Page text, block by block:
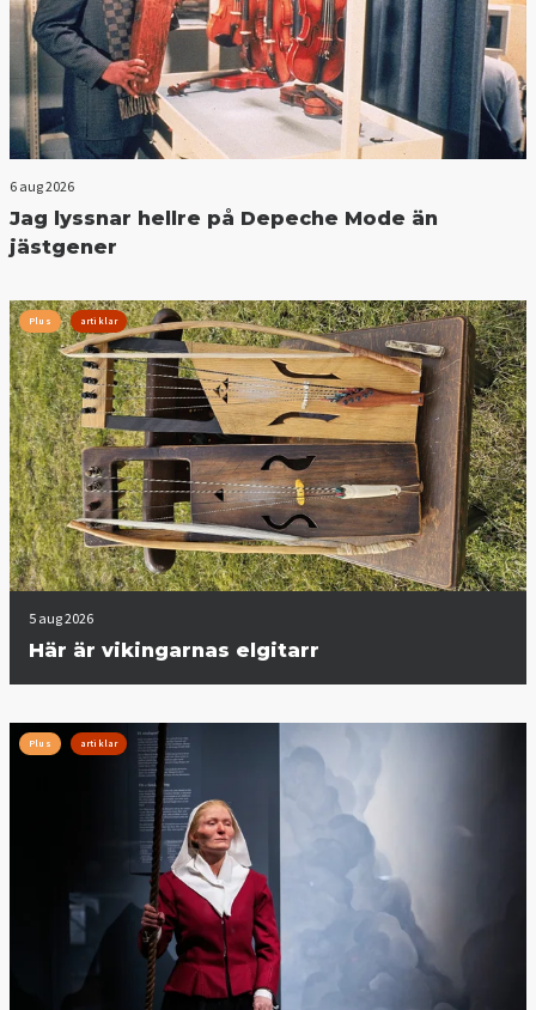
6 aug 2026
Jag lyssnar hellre på Depeche Mode än
jästgener
Plus artiklar
5 aug 2026
Här är vikingarnas elgitarr
Plus artiklar